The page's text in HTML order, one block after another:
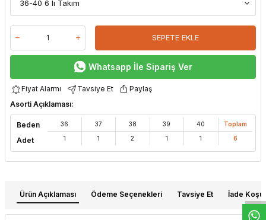
W
h
t
s
a
p
p
D
e
s
e
H
a
t
t
SEPETE EKLE
Whatsapp İle Sipariş Ver
Fiyat Alarmı Tavsiye Et
Paylaş
Asorti Açıklaması:
Beden
Adet
36
1
37
1
38
2
39
1
40
1
Toplam
6
Ürün Açıklaması Ödeme Seçenekleri Tavsiye Et İade